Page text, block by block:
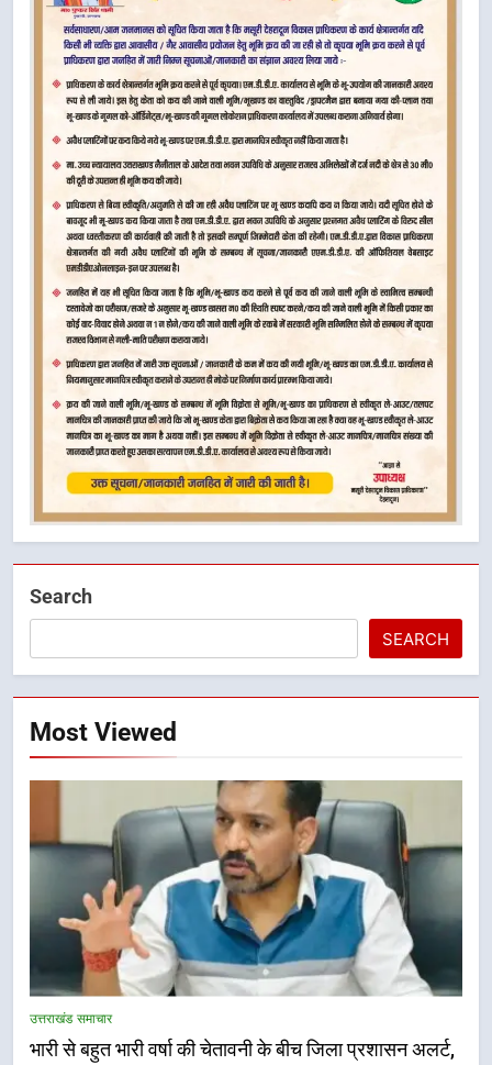
Search
SEARCH
Most Viewed
उत्तराखंड समाचार
भारी से बहुत भारी वर्षा की चेतावनी के बीच जिला प्रशासन अलर्ट,
मुख्यमंत्री धामी की सुरक्षा प्राथमिकता:
सीसीटीवी, ड्रोन और स्वास्थ्य सेवाओं के
कांवड़ मार्ग